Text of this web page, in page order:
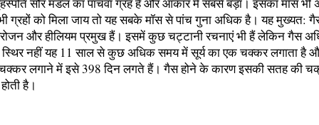
सौर मंडल का पांचवां ग्रह है और आकार में सबसे बड़ा। इसका मॉस
ग्रहों को मिला जाय तो यह सबके मॉस से पांच गुना अधिक है। यह मुख्‍यत:
और हीलियम प्रमुख हैं। इसमें कुछ चट्टानी रचनाएं भी हैं लेकिन गैस
नहीं यह 11 साल से कुछ अधिक समय में सूर्य का एक चक्‍कर लगाता है
लगाने में इसे 398 दिन लगते हैं। गैस होने के कारण इसकी सतह की
है।